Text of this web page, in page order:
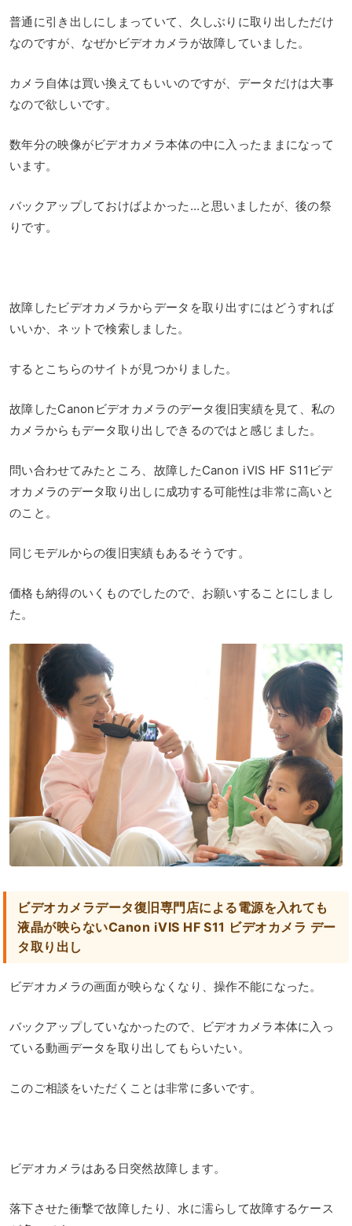
普通に引き出しにしまっていて、久しぶりに取り出しただけ
なのですが、なぜかビデオカメラが故障していました。
カメラ自体は買い換えてもいいのですが、データだけは大事
なので欲しいです。
数年分の映像がビデオカメラ本体の中に入ったままになって
います。
バックアップしておけばよかった…と思いましたが、後の祭
りです。
故障したビデオカメラからデータを取り出すにはどうすれば
いいか、ネットで検索しました。
するとこちらのサイトが見つかりました。
故障したCanonビデオカメラのデータ復旧実績を見て、私の
カメラからもデータ取り出しできるのではと感じました。
問い合わせてみたところ、故障したCanon iVIS HF S11ビデ
オカメラのデータ取り出しに成功する可能性は非常に高いと
のこと。
同じモデルからの復旧実績もあるそうです。
価格も納得のいくものでしたので、お願いすることにしまし
た。
ビデオカメラデータ復旧専門店による電源を入れても
液晶が映らないCanon iVIS HF S11 ビデオカメラ デー
タ取り出し
ビデオカメラの画面が映らなくなり、操作不能になった。
バックアップしていなかったので、ビデオカメラ本体に入っ
ている動画データを取り出してもらいたい。
このご相談をいただくことは非常に多いです。
ビデオカメラはある日突然故障します。
落下させた衝撃で故障したり、水に濡らして故障するケース